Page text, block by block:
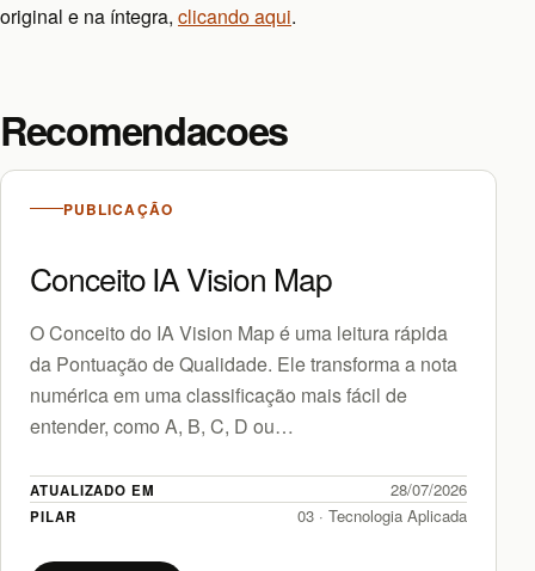
original e na íntegra, clicando aqui.
Recomendacoes
PUBLICAÇÃO
Conceito IA Vision Map
O Conceito do IA Vision Map é uma leitura rápida
da Pontuação de Qualidade. Ele transforma a nota
numérica em uma classificação mais fácil de
entender, como A, B, C, D ou…
ATUALIZADO EM 28/07/2026
PILAR 03 · Tecnologia Aplicada